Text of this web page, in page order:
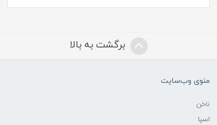
برگشت به بالا
منوی وب‌سایت
ناخن
اسپا